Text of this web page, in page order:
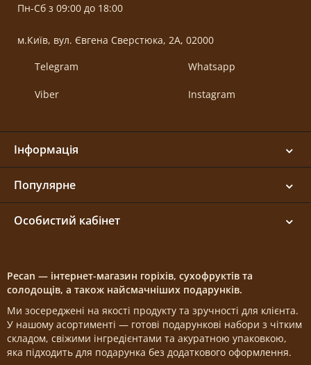
Пн-Сб з 09:00 до 18:00
м.Київ, вул. Євгена Сверстюка, 2А, 02000
Telegram
Viber
Whatsapp
Instagram
Інформація
Популярне
Особистий кабінет
Pecan — інтернет-магазин горіхів, сухофруктів та
солодощів, а також найсмачніших подарунків.
Ми зосереджені на якості продукту та зручності для клієнта.
У нашому асортименті — готові подарункові набори з чітким
складом, свіжими інгредієнтами та акуратною упаковкою,
яка підходить для подарунка без додаткового оформлення.